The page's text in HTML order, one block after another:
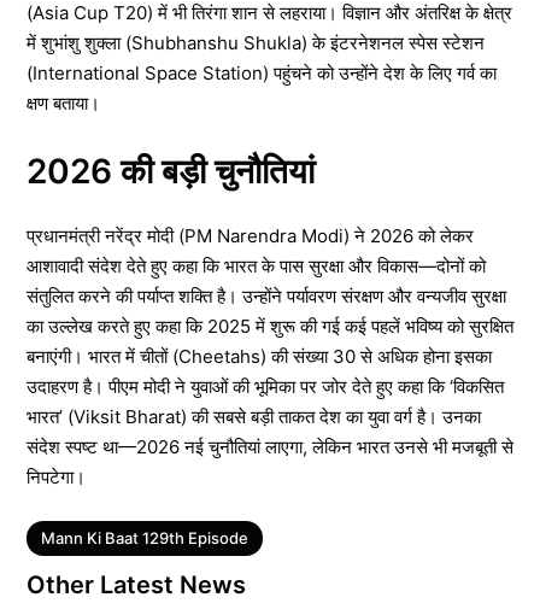
(Asia Cup T20) में भी तिरंगा शान से लहराया। विज्ञान और अंतरिक्ष के क्षेत्र
में शुभांशु शुक्ला (Shubhanshu Shukla) के इंटरनेशनल स्पेस स्टेशन
(International Space Station) पहुंचने को उन्होंने देश के लिए गर्व का
क्षण बताया।
2026 की बड़ी चुनौतियां
प्रधानमंत्री नरेंद्र मोदी (PM Narendra Modi) ने 2026 को लेकर
आशावादी संदेश देते हुए कहा कि भारत के पास सुरक्षा और विकास—दोनों को
संतुलित करने की पर्याप्त शक्ति है। उन्होंने पर्यावरण संरक्षण और वन्यजीव सुरक्षा
का उल्लेख करते हुए कहा कि 2025 में शुरू की गई कई पहलें भविष्य को सुरक्षित
बनाएंगी। भारत में चीतों (Cheetahs) की संख्या 30 से अधिक होना इसका
उदाहरण है। पीएम मोदी ने युवाओं की भूमिका पर जोर देते हुए कहा कि ‘विकसित
भारत’ (Viksit Bharat) की सबसे बड़ी ताकत देश का युवा वर्ग है। उनका
संदेश स्पष्ट था—2026 नई चुनौतियां लाएगा, लेकिन भारत उनसे भी मजबूती से
निपटेगा।
Tags
Mann Ki Baat 129th Episode
Other Latest News